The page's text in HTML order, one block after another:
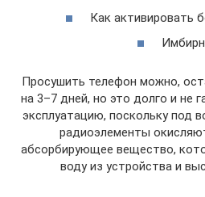
Как активировать
Просушить телефон можно,
на 3–7 дней, но это долго и не
эксплуатацию, поскольку под
радиоэлементы
абсорбирующее вещество,
воду из устройства и